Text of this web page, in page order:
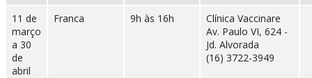
11 de
março
a 30
de
abril
Franca 9h às 16h
Clínica Vaccinare
Av. Paulo VI, 624 -
Jd. Alvorada
(16) 3722-3949